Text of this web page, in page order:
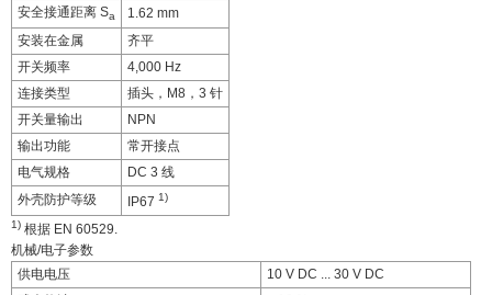
安全接通距离 Sa
1.62 mm
安装在金属
齐平
开关频率
4,000 Hz
连接类型
插头，M8，3 针
开关量输出
NPN
输出功能
常开接点
电气规格
DC 3 线
外壳防护等级
IP67 1)
1) 根据 EN 60529.
机械/电子参数
供电电压
10 V DC ... 30 V DC